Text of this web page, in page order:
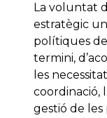
La voluntat
estratègic
polítiques
termini,
les
coordinació,
gestió de